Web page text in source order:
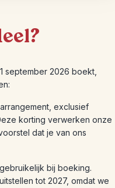
september 2026 boekt,
exclusief
korting verwerken onze
dat je van ons
bij boeking.
tot 2027, omdat we